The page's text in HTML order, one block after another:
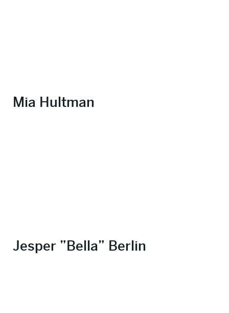
Mia Hultman
Jesper ”Bella” Berlin